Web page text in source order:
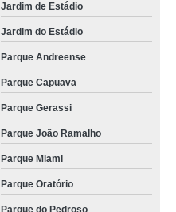
Jardim de Estádio
Jardim do Estádio
Parque Andreense
Parque Capuava
Parque Gerassi
Parque João Ramalho
Parque Miami
Parque Oratório
Parque do Pedroso